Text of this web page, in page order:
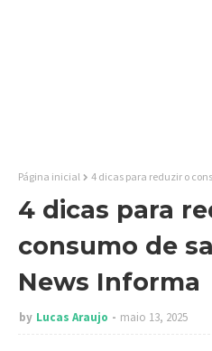
Página inicial 4 dicas para reduzir o
4 dicas para
consumo de
News Informa
by Lucas Araujo maio 13, 2025